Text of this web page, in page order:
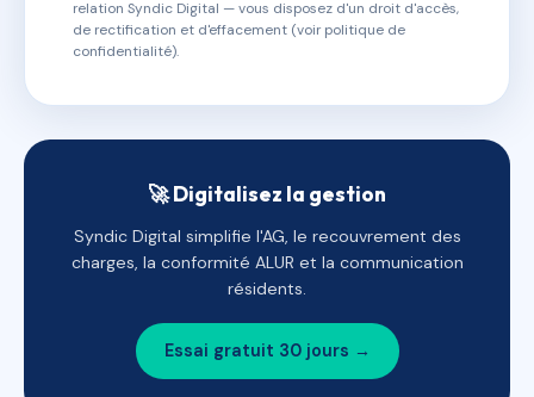
relation Syndic Digital — vous disposez d'un droit d'accès,
de rectification et d'effacement (voir politique de
confidentialité).
🚀 Digitalisez la gestion
Syndic Digital simplifie l'AG, le recouvrement des
charges, la conformité ALUR et la communication
résidents.
Essai gratuit 30 jours →